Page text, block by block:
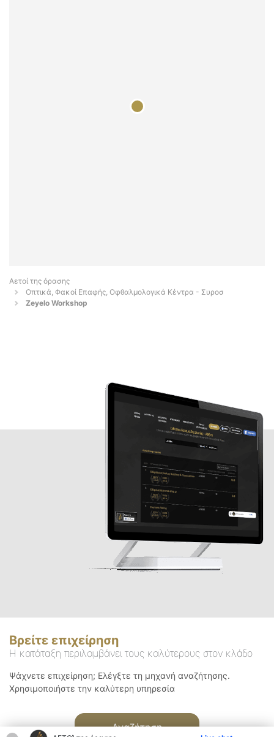
Αετοί της όρασης
Οπτικά, Φακοί Επαφής, Οφθαλμολογικά Κέντρα - Συροσ
Zeyelo Workshop
Βρείτε επιχείρηση
Η κατάταξη περιλαμβάνει τους καλύτερους στον κλάδο
Ψάχνετε επιχείρηση; Ελέγξτε τη μηχανή αναζήτησης.
Χρησιμοποιήστε την καλύτερη υπηρεσία
Αναζήτηση